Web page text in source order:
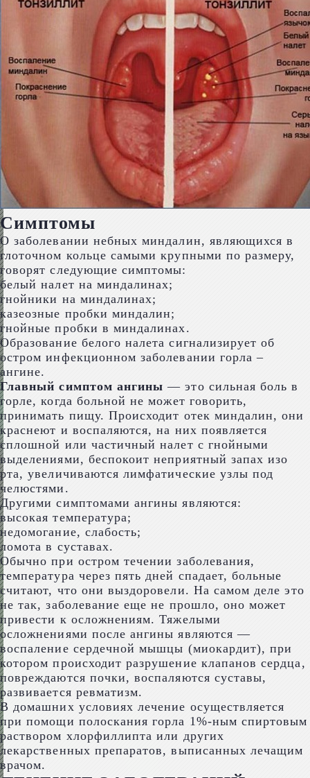
Симптомы
О заболевании небных миндалин, являющихся в
глоточном кольце самыми крупными по размеру,
говорят следующие симптомы:
белый налет на миндалинах;
гнойники на миндалинах;
казеозные пробки миндалин;
гнойные пробки в миндалинах.
Образование белого налета сигнализирует об
остром инфекционном заболевании горла –
ангине.
Главный симптом ангины — это сильная боль в
горле, когда больной не может говорить,
принимать пищу. Происходит отек миндалин, они
краснеют и воспаляются, на них появляется
сплошной или частичный налет с гнойными
выделениями, беспокоит неприятный запах изо
рта, увеличиваются лимфатические узлы под
челюстями.
Другими симптомами ангины являются:
высокая температура;
недомогание, слабость;
ломота в суставах.
Обычно при остром течении заболевания,
температура через пять дней спадает, больные
считают, что они выздоровели. На самом деле это
не так, заболевание еще не прошло, оно может
привести к осложнениям. Тяжелыми
осложнениями после ангины являются —
воспаление сердечной мышцы (миокардит), при
котором происходит разрушение клапанов сердца,
повреждаются почки, воспаляются суставы,
развивается ревматизм.
В домашних условиях лечение осуществляется
при помощи полоскания горла 1%-ным спиртовым
раствором хлорфиллипта или других
лекарственных препаратов, выписанных лечащим
врачом.